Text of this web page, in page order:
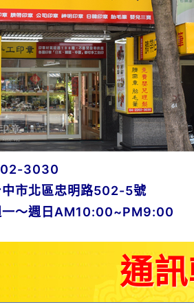
3030
中市北區忠明路502-5號
一～週日AM10:00~PM9:00
通